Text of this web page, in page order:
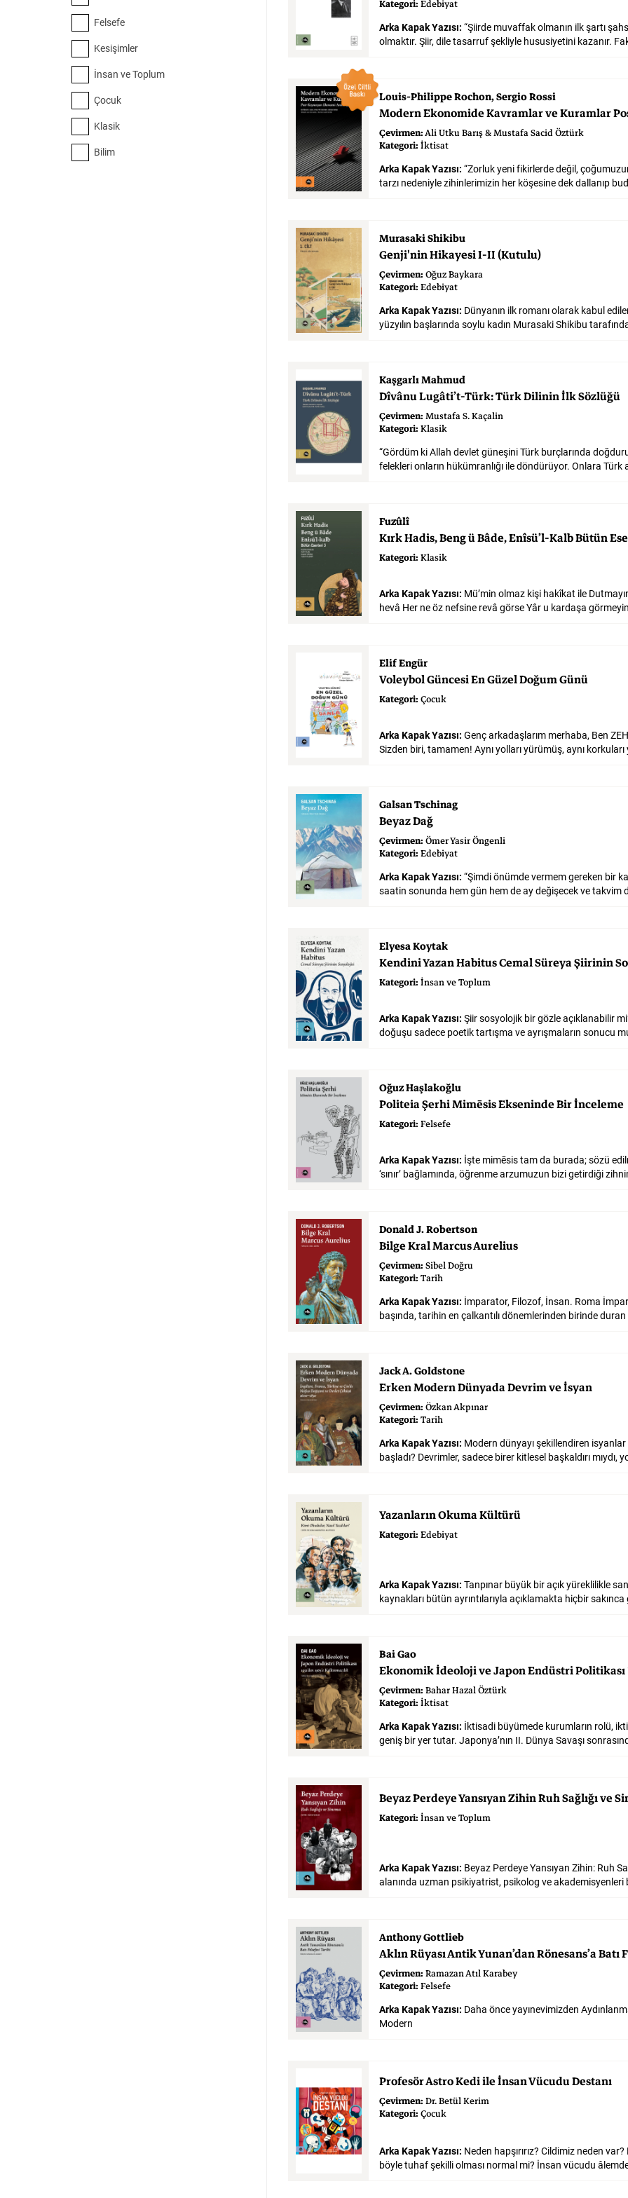
Tarih
Tarih
Felsefe
Kesişimler
İnsan ve Toplum
Çocuk
Klasik
Bilim
Kategori:Edebiyat
Arka Kapak Yazısı: “Şiirde muvaffak olmanın ilk şartı
Louis-Philippe Rochon Sergio Rossi
ModernEkonomideKavramlarveKuramlar
Çevirmen:Ali Utku Barış & Mustafa Sacid Öztürk
Kategori:İktisat
Arka Kapak Yazısı: “Zorluk yeni fikirlerde değil,
Murasaki Shikibu
Genji'ninHikayesiI-II(Kutulu)
Çevirmen:Oğuz Baykara
Kategori:Edebiyat
Arka Kapak Yazısı: Dünyanın ilk romanı olarak kabul
Kaşgarlı Mahmud
DîvânuLugâti’t-Türk:TürkDilininİlkSözlüğü
Çevirmen:Mustafa S. Kaçalin
Kategori:Klasik
“Gördüm ki Allah devlet güneşini Türk burçlarında
Fuzûlî
KırkHadis,BengüBâde,Enîsü’l-KalbBütün
Kategori:Klasik
Arka Kapak Yazısı: Mü’min olmaz kişi hakîkat ile
Elif Engür
VoleybolGüncesiEnGüzelDoğumGünü
Kategori:Çocuk
Arka Kapak Yazısı: Genç arkadaşlarım merhaba, Ben
Galsan Tschinag
BeyazDağ
Çevirmen:Ömer Yasir Öngenli
Kategori:Edebiyat
Arka Kapak Yazısı: “Şimdi önümde vermem gereken bir
Elyesa Koytak
KendiniYazanHabitusCemalSüreyaŞiirinin
Kategori:İnsan ve Toplum
Arka Kapak Yazısı: Şiir sosyolojik bir gözle açıklanabilir
Oğuz Haşlakoğlu
PoliteiaŞerhiMimēsisEksenindeBirİnceleme
Kategori:Felsefe
Arka Kapak Yazısı: İşte mimēsis tam da burada; sözü
Donald J. Robertson
BilgeKralMarcusAurelius
Çevirmen:Sibel Doğru
Kategori:Tarih
Arka Kapak Yazısı: İmparator, Filozof, İnsan. Roma
Jack A. Goldstone
ErkenModernDünyadaDevrimveİsyan
Çevirmen:Özkan Akpınar
Kategori:Tarih
Arka Kapak Yazısı: Modern dünyayı şekillendiren isyanlar
YazanlarınOkumaKültürü
Kategori:Edebiyat
Arka Kapak Yazısı: Tanpınar büyük bir açık yüreklilikle
Bai Gao
EkonomikİdeolojiveJaponEndüstriPolitikası
Çevirmen:Bahar Hazal Öztürk
Kategori:İktisat
Arka Kapak Yazısı: İktisadi büyümede kurumların rolü,
BeyazPerdeyeYansıyanZihinRuhSağlığıve
Kategori:İnsan ve Toplum
Arka Kapak Yazısı: Beyaz Perdeye Yansıyan Zihin: Ruh
Anthony Gottlieb
AklınRüyasıAntikYunan’danRönesans’aBatı
Çevirmen:Ramazan Atıl Karabey
Kategori:Felsefe
Arka Kapak Yazısı: Daha önce yayınevimizden
Modern
ProfesörAstroKediileİnsanVücuduDestanı
Çevirmen:Dr. Betül Kerim
Kategori:Çocuk
Arka Kapak Yazısı: Neden hapşırırız? Cildimiz neden var?